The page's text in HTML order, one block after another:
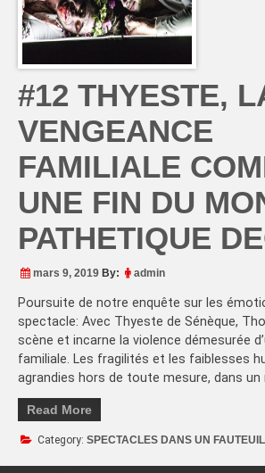
#12 THYESTE,
VENGEANCE
FAMILIALE
UNE FIN DU
PATHETIQUE
mars 9, 2019 By: admin
Poursuite de notre enquête sur les
spectacle: Avec Thyeste de Sénèque,
scène et incarne la violence démesurée
familiale. Les fragilités et les faiblesses
agrandies hors de toute mesure, dans un
Read More
Category: SPECTACLES DANS UN FAUTEUIL